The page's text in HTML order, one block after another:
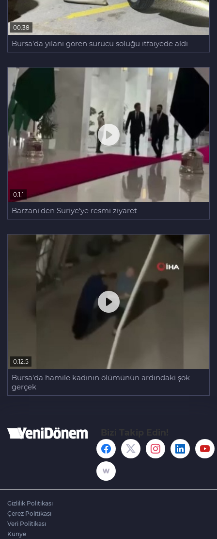
00:38
Bursa'da yılanı gören sürücü soluğu itfaiyede aldı
0:1:1
Barzani'den Suriye'ye resmi ziyaret
0:12:5
Bursa'da hamile kadının ölümünün ardındaki şok
gerçek
Gizlilik Politikası
Çerez Politikası
Veri Politikası
Künye